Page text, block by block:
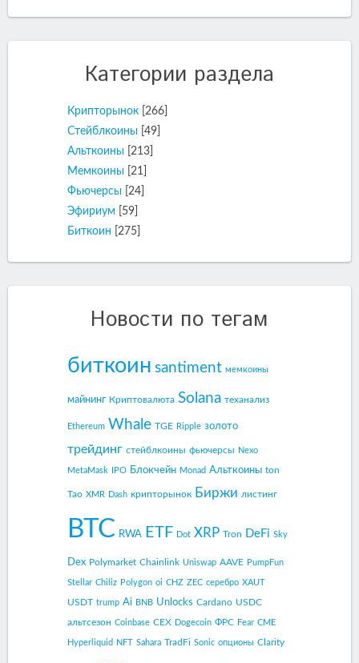
Категории раздела
Крипторынок [266]
Стейблкоины [49]
Альткоины [213]
Мемкоины [21]
Фьючерсы [24]
Эфириум
[59]
Биткоин
[275]
Новости по тегам
биткоин santiment мемкоины
майнинг Криптовалюта Solana теханализ
Ethereum Whale TGE Ripple золото
трейдинг стейблкоины фьючерсы Nexo
MetaMask IPO Блокчейн Monad Альткоины ton
Tao XMR Dash крипторынок Биржи листинг
BTC RWA ETF Dot XRP Tron DeFi Sky
Dex Polymarket Chainlink Uniswap AAVE PumpFun
Stellar Chiliz Polygon oi CHZ ZEC серебро XAUT
USDT trump Ai BNB Unlocks Cardano USDC
альтсезон Coinbase CEX Dogecoin ФРС Fear CME
Hyperliquid NFT Sahara TradFi Sonic опционы Clarity